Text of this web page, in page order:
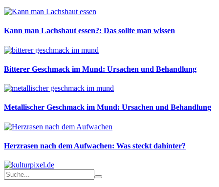
Kann man Lachshaut essen?: Das sollte man wissen
Bitterer Geschmack im Mund: Ursachen und Behandlung
Metallischer Geschmack im Mund: Ursachen und Behandlung
Herzrasen nach dem Aufwachen: Was steckt dahinter?